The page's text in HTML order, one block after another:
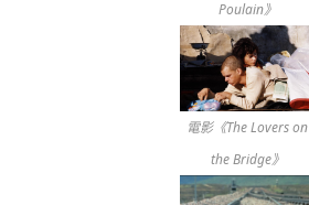
Poulain》
電影《The Lovers on
the Bridge》